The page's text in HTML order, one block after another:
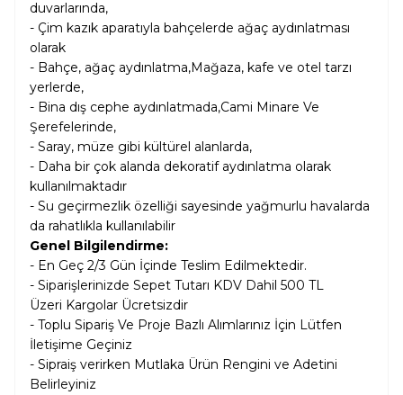
duvarlarında,
- Çim kazık aparatıyla bahçelerde ağaç aydınlatması
olarak
- Bahçe, ağaç aydınlatma,Mağaza, kafe ve otel tarzı
yerlerde,
- Bina dış cephe aydınlatmada,Cami Minare Ve
Şerefelerinde,
- Saray, müze gibi kültürel alanlarda,
- Daha bir çok alanda dekoratif aydınlatma olarak
kullanılmaktadır
- Su geçirmezlik özelliği sayesinde yağmurlu havalarda
da rahatlıkla kullanılabilir
Genel Bilgilendirme:
- En Geç 2/3 Gün İçinde Teslim Edilmektedir.
- Siparişlerinizde Sepet Tutarı KDV Dahil 500 TL
Üzeri Kargolar Ücretsizdir
- Toplu Sipariş Ve Proje Bazlı Alımlarınız İçin Lütfen
İletişime Geçiniz
- Sipraiş verirken Mutlaka Ürün Rengini ve Adetini
Belirleyiniz